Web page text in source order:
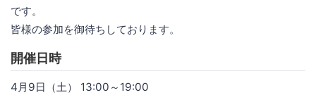
です。
皆様の参加を御待ちしております。
開催日時
4月9日（土） 13:00～19:00